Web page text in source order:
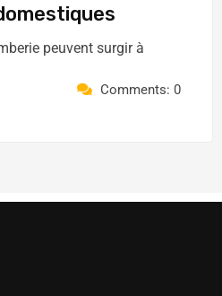
peuvent surgir à
Comments: 0